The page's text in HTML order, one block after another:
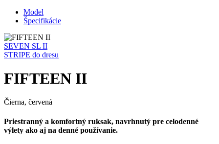
Model
Špecifikácie
SEVEN SL II
STRIPE do dresu
FIFTEEN II
Čierna, červená
Priestranný a komfortný ruksak, navrhnutý pre celodenné
výlety ako aj na denné používanie.